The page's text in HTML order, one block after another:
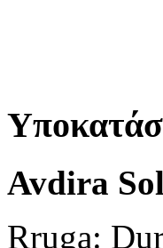
Avdira
Rruga: